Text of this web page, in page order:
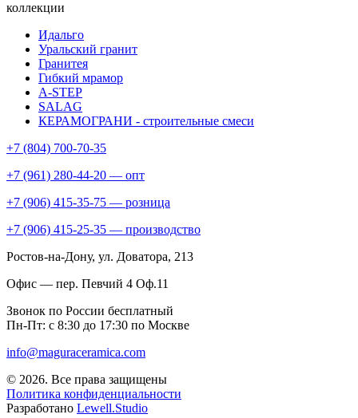
коллекции
Идальго
Уральский гранит
Гранитея
Гибкий мрамор
A-STEP
SALAG
КЕРАМОГРАНИ - строительные смеси
+7 (804) 700-70-35
+7 (961) 280-44-20 — опт
+7 (906) 415-35-75 — розница
+7 (906) 415-25-35 — производство
Ростов-на-Дону, ул. Доватора, 213
Офис — пер. Певчий 4 Оф.11
Звонок по России бесплатный
Пн-Пт: с 8:30 до 17:30 по Москве
info@maguraceramica.com
© 2026. Все права защищены
Политика конфиденциальности
Разработано Lewell.Studio